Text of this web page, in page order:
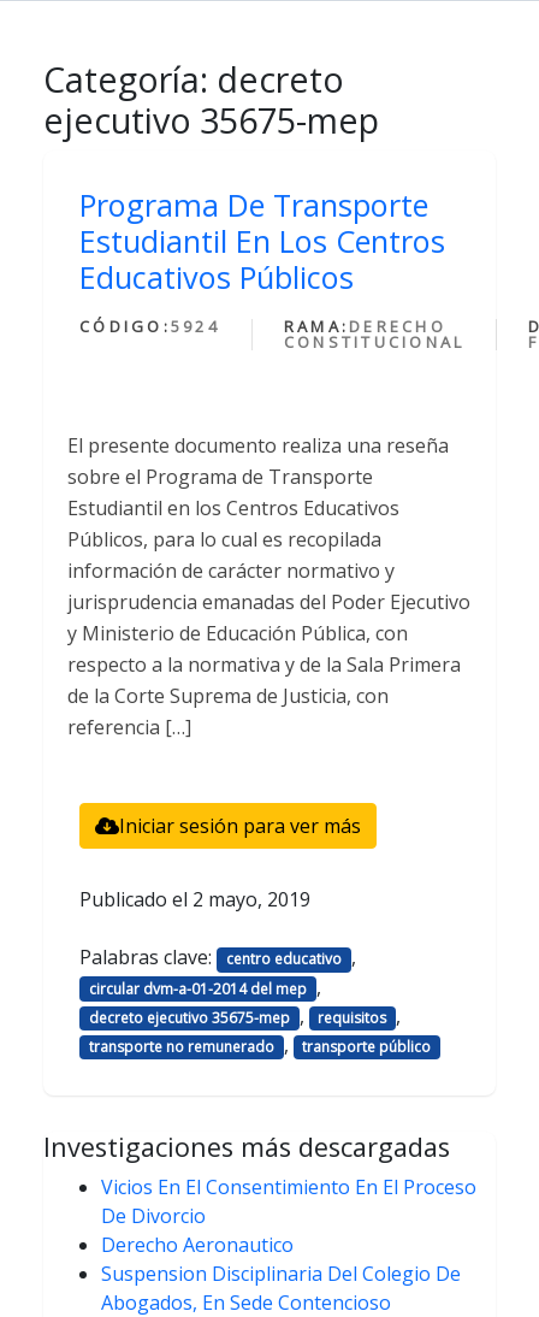
Categoría: decreto
ejecutivo 35675-mep
Programa De Transporte
Estudiantil En Los Centros
Educativos Públicos
CÓDIGO:5924 RAMA: DERECHO
CONSTITUCIONAL
El presente documento realiza una reseña
sobre el Programa de Transporte
Estudiantil en los Centros Educativos
Públicos, para lo cual es recopilada
información de carácter normativo y
jurisprudencia emanadas del Poder Ejecutivo
y Ministerio de Educación Pública, con
respecto a la normativa y de la Sala Primera
de la Corte Suprema de Justicia, con
referencia […]
Iniciar sesión para ver más
Publicado el 2 mayo, 2019
Palabras clave: centro educativo ,
circular dvm-a-01-2014 del mep ,
decreto ejecutivo 35675-mep , requisitos ,
transporte no remunerado , transporte público
Investigaciones más descargadas
Vicios En El Consentimiento En El Proceso
De Divorcio
Derecho Aeronautico
Suspension Disciplinaria Del Colegio De
Abogados, En Sede Contencioso